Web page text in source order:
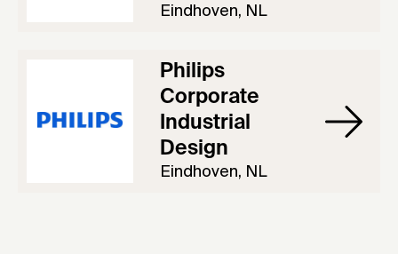
Eindhoven, NL
Philips
Corporate
Industrial
Design
Eindhoven, NL